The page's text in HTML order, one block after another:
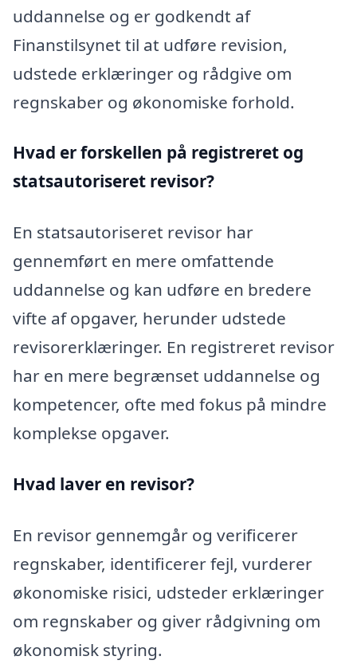
uddannelse og er godkendt af
Finanstilsynet til at udføre revision,
udstede erklæringer og rådgive om
regnskaber og økonomiske forhold.
Hvad er forskellen på registreret og
statsautoriseret revisor?
En statsautoriseret revisor har
gennemført en mere omfattende
uddannelse og kan udføre en bredere
vifte af opgaver, herunder udstede
revisorerklæringer. En registreret revisor
har en mere begrænset uddannelse og
kompetencer, ofte med fokus på mindre
komplekse opgaver.
Hvad laver en revisor?
En revisor gennemgår og verificerer
regnskaber, identificerer fejl, vurderer
økonomiske risici, udsteder erklæringer
om regnskaber og giver rådgivning om
økonomisk styring.